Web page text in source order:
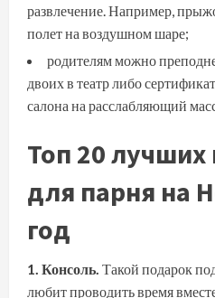
развлечение. Например,
полет на воздушном шаре;
родителям можно
двоих в театр либо
салона на расслабляющий
Топ 20
для парня на
год
1. Консоль. Такой подарок
любит проводить время